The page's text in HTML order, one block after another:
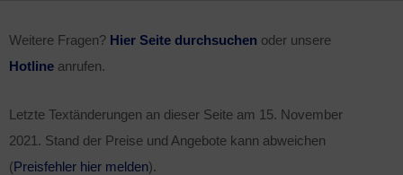
Weitere Fragen? Hier Seite durchsuchen oder unsere
Hotline anrufen.
Letzte Textänderungen an dieser Seite am 15. November
2021 . Stand der Preise und Angebote kann abweichen
(Preisfehler hier melden).